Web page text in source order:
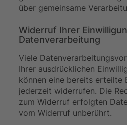
über gemeinsame
Widerruf Ihrer
Datenverarbeitung
Viele
Ihrer ausdrücklichen
können eine bereits erteilte
jederzeit widerrufen. Die
zum Widerruf erfolgten
vom Widerruf unberührt.